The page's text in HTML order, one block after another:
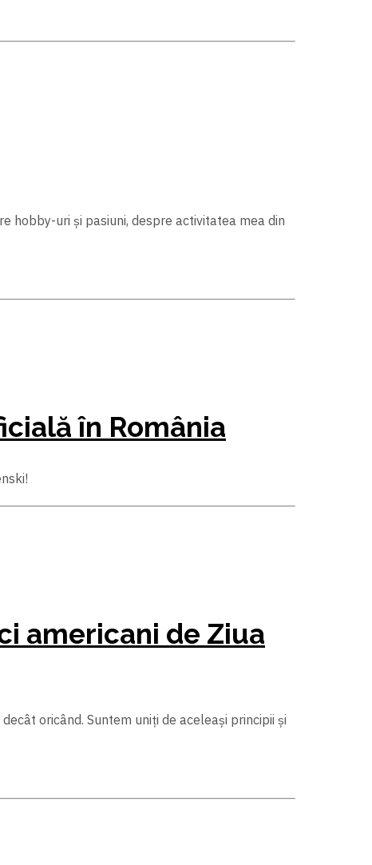
hobby-uri și pasiuni, despre activitatea mea din
în România
americani de Ziua
oricând. Suntem uniți de aceleași principii și